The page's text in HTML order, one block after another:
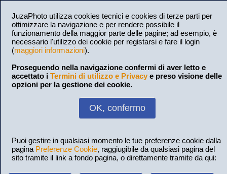
JuzaPhoto utilizza cookies tecnici e cookies di terze parti per
ottimizzare la navigazione e per rendere possibile il
funzionamento della maggior parte delle pagine; ad esempio, è
necessario l'utilizzo dei cookie per registarsi e fare il login
(maggiori informazioni).
Proseguendo nella navigazione confermi di aver letto e
accettato i Termini di utilizzo e Privacy e preso visione delle
opzioni per la gestione dei cookie.
OK, confermo
Puoi gestire in qualsiasi momento le tue preferenze cookie dalla
pagina Preferenze Cookie, raggiugibile da qualsiasi pagina del
sito tramite il link a fondo pagina, o direttamente tramite da qui: